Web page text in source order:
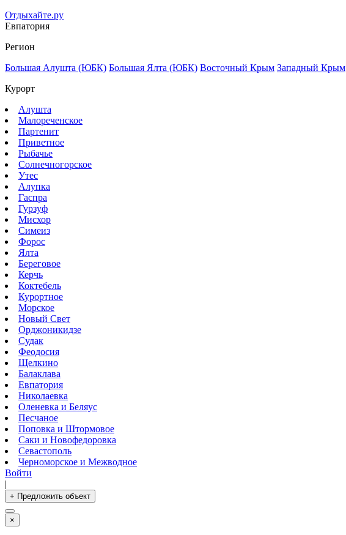
Отдыхайте.ру
Евпатория
Регион
Большая Алушта (ЮБК) Большая Ялта (ЮБК) Восточный Крым Западный Крым
Курорт
Алушта
Малореченское
Партенит
Приветное
Рыбачье
Солнечногорское
Утес
Алупка
Гаспра
Гурзуф
Мисхор
Симеиз
Форос
Ялта
Береговое
Керчь
Коктебель
Курортное
Морское
Новый Свет
Орджоникидзе
Судак
Феодосия
Щелкино
Балаклава
Евпатория
Николаевка
Оленевка и Беляус
Песчаное
Поповка и Штормовое
Саки и Новофедоровка
Севастополь
Черноморское и Межводное
Войти
|
+ Предложить объект
×